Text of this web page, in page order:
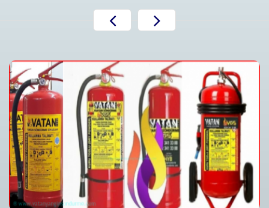
Yangın Dedektörleri & Sensörleri (Duman, Isı, Gaz)
Yangın Dedektörü Çeşitleri ve İhbar Ekipmanları
Detaylar